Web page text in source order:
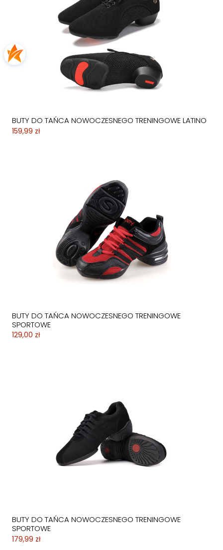
BUTY DO TAŃCA NOWOCZESNEGO TRENINGOWE LATINO
159,99 zł
BUTY DO TAŃCA NOWOCZESNEGO TRENINGOWE
SPORTOWE
129,00 zł
BUTY DO TAŃCA NOWOCZESNEGO TRENINGOWE
SPORTOWE
179,99 zł